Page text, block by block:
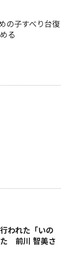
の子すべり台復
る
われた「いの
た 前川 智美さ